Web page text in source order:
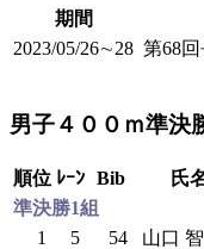
期間
2023/05/26∼28 第68
男子４００ｍ準
順位 ﾚｰﾝ Bib 氏
準決勝1組
1
5 54 山口